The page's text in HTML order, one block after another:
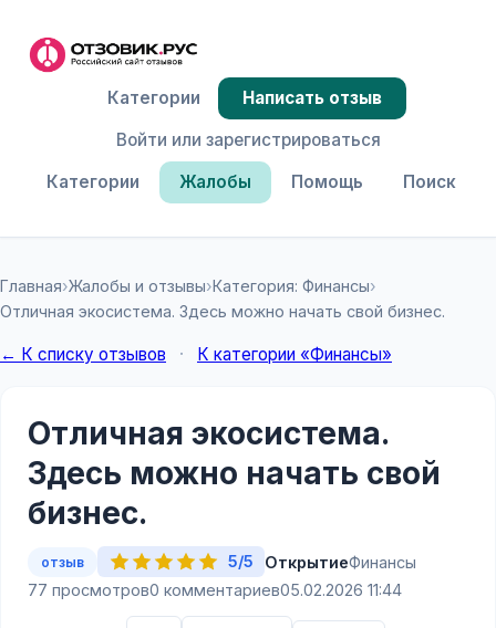
Категории Жалобы Помощь Поиск
Категории
Написать отзыв
Войти или зарегистрироваться
Главная›Жалобы и отзывы›Категория: Финансы›
Отличная экосистема. Здесь можно начать свой бизнес.
← К списку отзывов · К категории «Финансы»
Отличная экосистема.
Здесь можно начать свой
бизнес.
отзыв 5/5 ОткрытиеФинансы
77 просмотров0 комментариев05.02.2026 11:44